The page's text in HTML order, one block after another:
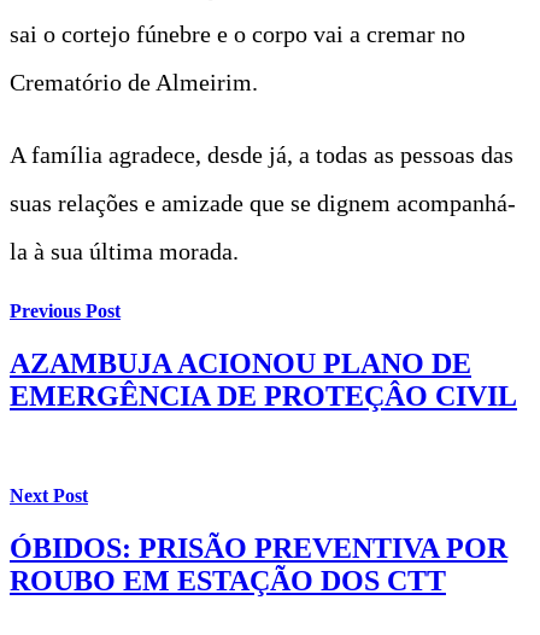
sai o cortejo fúnebre e o corpo vai a cremar no
Crematório de Almeirim.
A família agradece, desde já, a todas as pessoas das
suas relações e amizade que se dignem acompanhá-
la à sua última morada.
Previous Post
AZAMBUJA ACIONOU PLANO DE
EMERGÊNCIA DE PROTEÇÂO CIVIL
Next Post
ÓBIDOS: PRISÃO PREVENTIVA POR
ROUBO EM ESTAÇÃO DOS CTT